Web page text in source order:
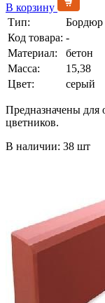
В корзину
Тип:
Бордюр
Код товара: -
Материал:
бетон
Масса:
15,38
Цвет:
серый
Предназначены для
цветников.
В наличии: 38 шт